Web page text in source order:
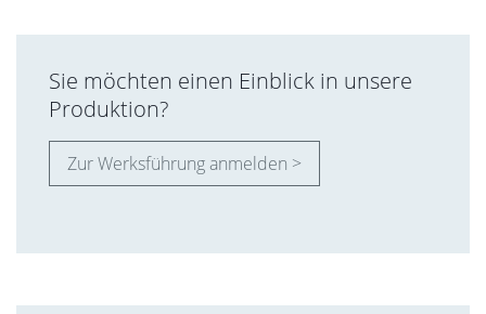
Sie möchten einen Einblick in unsere
Produktion?
Zur Werksführung anmelden >